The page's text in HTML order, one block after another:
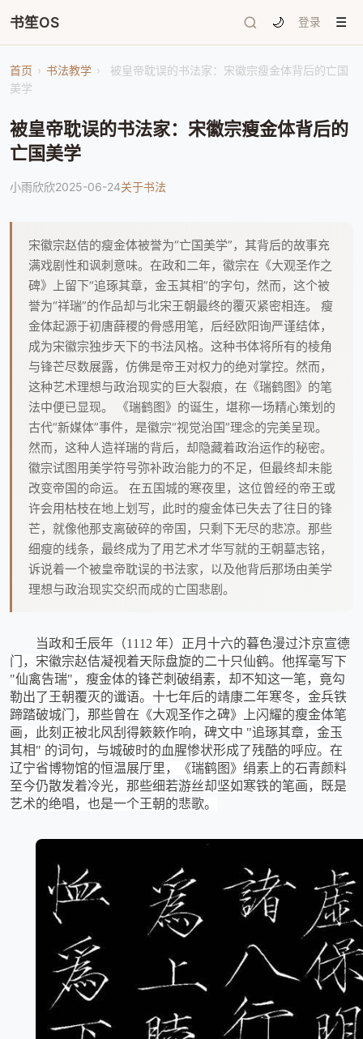
书笙OS 🌙 登录 ☰
首页 › 书法教学 ›
被皇帝耽误的书法家：宋徽宗瘦金体背后的亡国
美学
被皇帝耽误的书法家：宋徽宗瘦金体背后的
亡国美学
小雨欣欣2025-06-24关于书法
宋徽宗赵佶的瘦金体被誉为“亡国美学”，其背后的故事充
满戏剧性和讽刺意味。在政和二年，徽宗在《大观圣作之
碑》上留下“追琢其章，金玉其相”的字句，然而，这个被
誉为“祥瑞”的作品却与北宋王朝最终的覆灭紧密相连。 瘦
金体起源于初唐薛稷的骨感用笔，后经欧阳询严谨结体，
成为宋徽宗独步天下的书法风格。这种书体将所有的棱角
与锋芒尽数展露，仿佛是帝王对权力的绝对掌控。然而，
这种艺术理想与政治现实的巨大裂痕，在《瑞鹤图》的笔
法中便已显现。 《瑞鹤图》的诞生，堪称一场精心策划的
古代“新媒体”事件，是徽宗“视觉治国”理念的完美呈现。
然而，这种人造祥瑞的背后，却隐藏着政治运作的秘密。
徽宗试图用美学符号弥补政治能力的不足，但最终却未能
改变帝国的命运。 在五国城的寒夜里，这位曾经的帝王或
许会用枯枝在地上划写，此时的瘦金体已失去了往日的锋
芒，就像他那支离破碎的帝国，只剩下无尽的悲凉。那些
细瘦的线条，最终成为了用艺术才华写就的王朝墓志铭，
诉说着一个被皇帝耽误的书法家，以及他背后那场由美学
理想与政治现实交织而成的亡国悲剧。
当政和壬辰年（1112 年）正月十六的暮色漫过汴京宣德
门，宋徽宗赵佶凝视着天际盘旋的二十只仙鹤。他挥毫写下
"仙禽告瑞"，瘦金体的锋芒刺破绢素，却不知这一笔，竟勾
勒出了王朝覆灭的谶语。十七年后的靖康二年寒冬，金兵铁
蹄踏破城门，那些曾在《大观圣作之碑》上闪耀的瘦金体笔
画，此刻正被北风刮得簌簌作响，碑文中 "追琢其章，金玉
其相" 的词句，与城破时的血腥惨状形成了残酷的呼应。在
辽宁省博物馆的恒温展厅里，《瑞鹤图》绢素上的石青颜料
至今仍散发着冷光，那些细若游丝却坚如寒铁的笔画，既是
艺术的绝唱，也是一个王朝的悲歌。